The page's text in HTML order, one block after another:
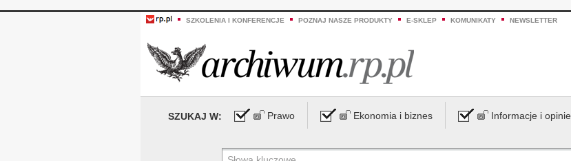
SZKOLENIA I KONFERENCJE POZNAJ NASZE PRODUKTY E-SKLEP KOMUNIKATY NEWSLETTER
SZUKAJ W: Prawo Ekonomia i biznes Informacje i opinie